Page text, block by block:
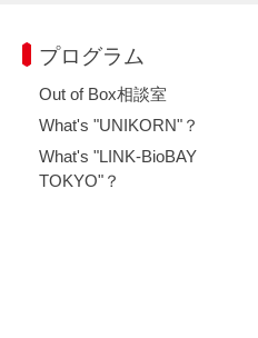
プログラム
Out of Box相談室
What's "UNIKORN"？
What's "LINK-BioBAY
TOKYO"？